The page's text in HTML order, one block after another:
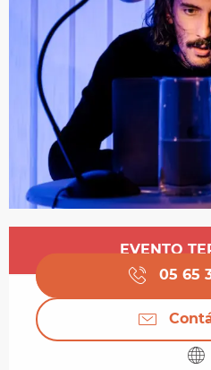
Horarios y datos de
EVENTO
05 65